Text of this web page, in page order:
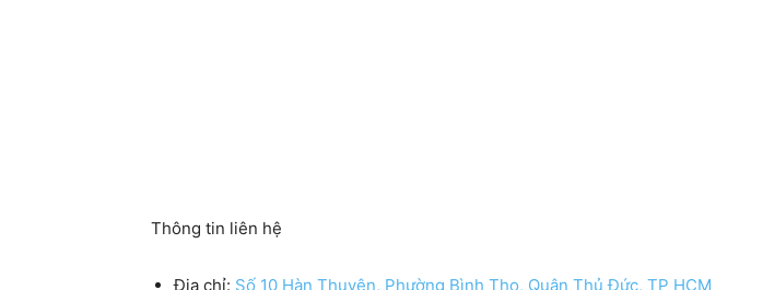
Thông tin liên hệ
Địa chỉ: Số 10 Hàn Thuyên, Phường Bình Thọ, Quận Thủ Đức, TP HCM